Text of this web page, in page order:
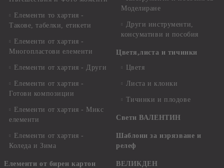
Елементи то хартия -
Такове, табелки, етикети
Елементи от хартия -
Многопластови елементи
Елементи от хартия - Други
Елементи от хартия -
Готови композиции
Елементи от хартия - Микс
елементи
Елементи от хартия -
Коледа и Зима
Елементи от бирен картон
Моделиране
Други инструменти,
консумативи и пособия
Цветя,листа и тичинки
Цветя
Листа и клонки
Тичинки и плодове
Свети ВАЛЕНТИН
Шаблони за изрязване и
релеф
ВЕЛИКДЕН